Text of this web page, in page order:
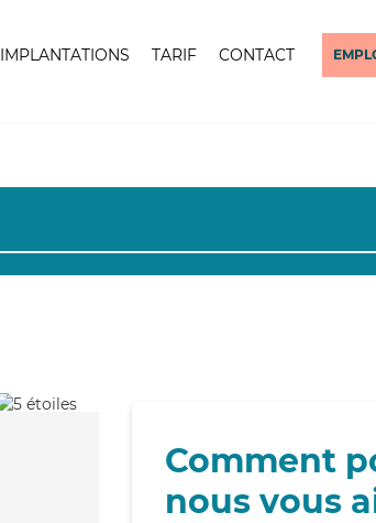
IMPLANTATIONS TARIF CONTACT
Comment
nous vous